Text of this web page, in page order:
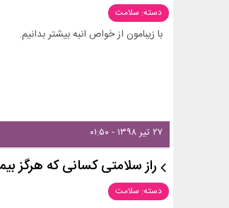
دسته: سلامت
با زیبامون از خواص انبه بیشتر بدانیم.
۲۷ تیر ۱۳۹۸ - ۰۱:۵۰
راز سلامتی کسانی که هرگز
دسته: سلامت